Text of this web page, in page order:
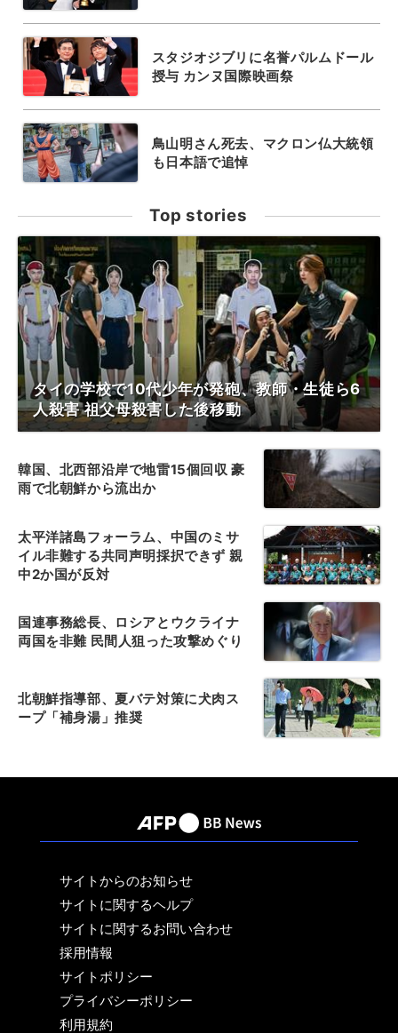
スタジオジブリに名誉パルムドール
授与 カンヌ国際映画祭
鳥山明さん死去、マクロン仏大統領
も日本語で追悼
Top stories
タイの学校で10代少年が発砲、教師・生徒ら6
人殺害 祖父母殺害した後移動
韓国、北西部沿岸で地雷15個回収 豪
雨で北朝鮮から流出か
太平洋諸島フォーラム、中国のミサ
イル非難する共同声明採択できず 親
中2か国が反対
国連事務総長、ロシアとウクライナ
両国を非難 民間人狙った攻撃めぐり
北朝鮮指導部、夏バテ対策に犬肉ス
ープ「補身湯」推奨
サイトからのお知らせ
サイトに関するヘルプ
サイトに関するお問い合わせ
採用情報
サイトポリシー
プライバシーポリシー
利用規約